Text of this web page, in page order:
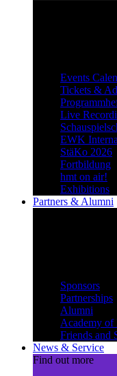
Events
Tickets &
Live
EWK
StäKo 2026
Fortbildung
hmt on air!
Exhibitions
Partners & Alumni
Sponsors
Partnerships
Alumni
Academy
Friends and
News & Service
Find out more